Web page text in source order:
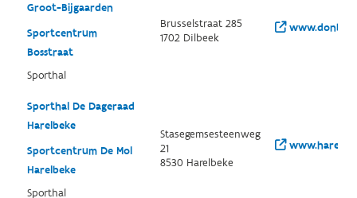
Groot-Bijgaarden
Sportcentrum
Bosstraat
Sporthal
Brusselstraat 285
1702 Dilbeek
Sporthal De Dageraad
Harelbeke
Sportcentrum De Mol
Harelbeke
Sporthal
Stasegemsesteenweg
21
8530 Harelbeke